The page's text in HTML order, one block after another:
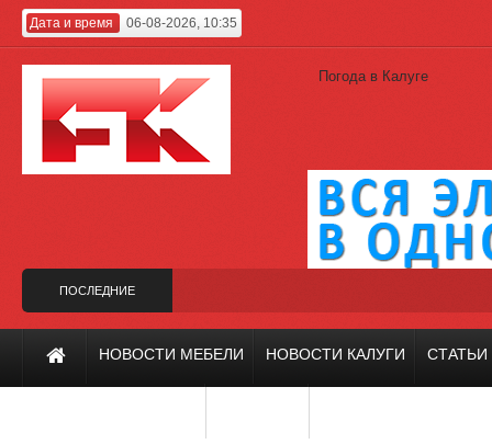
Дата и время 06-08-2026, 10:35
Погода в Калуге
ПОСЛЕДНИЕ
вместо Гагарина Калужский проект на фестивале «Зодчество-2019»
НОВОСТИ МЕБЕЛИ НОВОСТИ КАЛУГИ